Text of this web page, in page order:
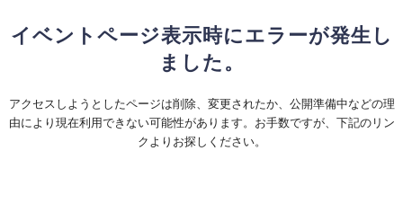
イベントページ表示時にエラーが発生し
ました。
アクセスしようとしたページは削除、変更されたか、公開準備中などの理
由により現在利用できない可能性があります。お手数ですが、下記のリン
クよりお探しください。